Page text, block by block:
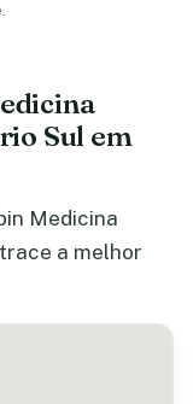
Sul em
Medicina
a melhor